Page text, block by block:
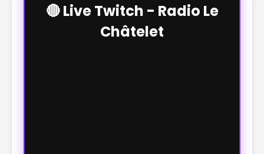
🔴 Live Twitch - Radio Le
Châtelet